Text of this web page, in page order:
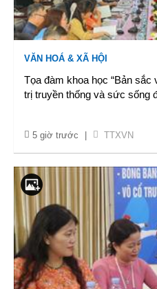
VĂN HOÁ & XÃ HỘI
Tọa đàm khoa học “Bản
trị truyền thống và sức sống
5 giờ trước TTXVN